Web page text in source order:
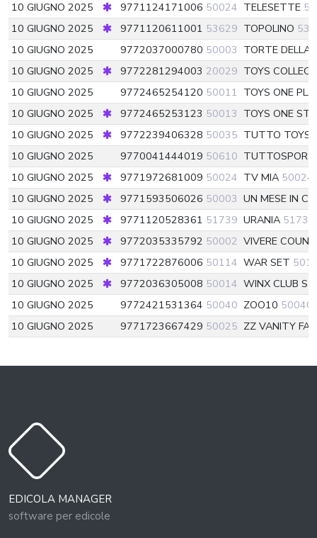
10 GIUGNO 2025
9771124171006 50024 TELESETTE
10 GIUGNO 2025
9771120611001 53629 TOPOLINO
10 GIUGNO 2025
9772037000780 50003 TORTE DELLA
10 GIUGNO 2025
9772281294003 20029 TOYS
10 GIUGNO 2025
9772465254120 50011 TOYS ONE
10 GIUGNO 2025
9772465253123 50013 TOYS ONE
10 GIUGNO 2025
9772239406328 50035 TUTTO TOYS
10 GIUGNO 2025
9770041444019 50610
10 GIUGNO 2025
9771972681009 50024 TV MIA 50024
10 GIUGNO 2025
9771593506026 50003 UN MESE IN
10 GIUGNO 2025
9771120528361 51739 URANIA 51739
10 GIUGNO 2025
9772035335792 50002 VIVERE
10 GIUGNO 2025
9771722876006 50114 WAR SET
10 GIUGNO 2025
9772036305008 50014 WINX CLUB
10 GIUGNO 2025
9772421531364 50040 ZOO10 50040
10 GIUGNO 2025
9771723667429 50025 ZZ VANITY
EDICOLA MANAGER
software per edicole